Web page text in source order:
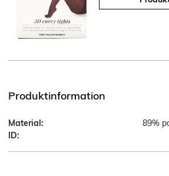
Produktinformation
Material:
89%
ID: